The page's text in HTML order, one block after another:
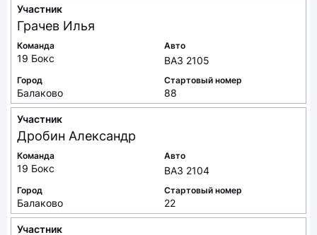
Участник
Грачев Илья
Команда
19 Бокс
Авто
ВАЗ 2105
Город
Балаково
Стартовый номер
88
Участник
Дробин Александр
Команда
19 Бокс
Авто
ВАЗ 2104
Город
Балаково
Стартовый номер
22
Участник